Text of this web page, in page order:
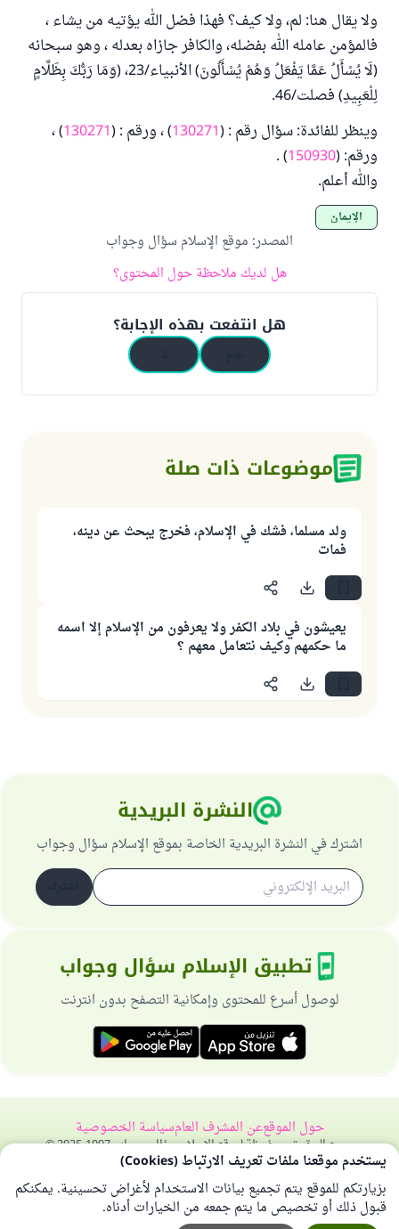
ولا يقال هنا: لم، ولا كيف؟ فهذا فضل الله يؤتيه من يشاء ،
فالمؤمن عامله الله بفضله، والكافر جازاه بعدله ، وهو سبحانه
(لَا يُسْأَلُ عَمَّا يَفْعَلُ وَهُمْ يُسْأَلُونَ) الأنبياء/23، (وَمَا رَبُّكَ بِظَلَّامٍ
لِلْعَبِيدِ) فصلت/46.
وينظر للفائدة: سؤال رقم : (130271) ، ورقم : (130271) ،
ورقم: (150930
) .
والله أعلم.
الإيمان
المصدر: موقع الإسلام سؤال وجواب
هل لديك ملاحظة حول المحتوى؟
هل انتفعت بهذه الإجابة؟
موضوعات ذات صلة
ولد مسلما، فشك في الإسلام، فخرج يبحث عن دينه،
فمات
يعيشون في بلاد الكفر ولا يعرفون من الإسلام إلا اسمه
ما حكمهم وكيف نتعامل معهم ؟
النشرة البريدية
اشترك في النشرة البريدية الخاصة بموقع الإسلام سؤال وجواب
تطبيق الإسلام سؤال وجواب
لوصول أسرع للمحتوى وإمكانية التصفح بدون انترنت
حول الموقععن المشرف العامسياسة الخصوصية
جميع الحقوق محفوظة لموقع الإسلام سؤال وجواب 1997-2025 ©
يستخدم موقعنا ملفات تعريف الارتباط (Cookies)
بزيارتكم للموقع يتم تجميع بيانات الاستخدام لأغراض تحسينية. يمكنكم
قبول ذلك أو تخصيص ما يتم جمعه من الخيارات أدناه.